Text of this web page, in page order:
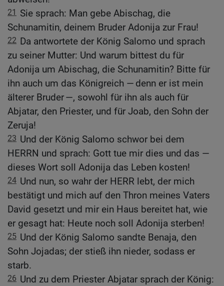
21
Sie sprach: Man gebe Abischag, die
Schunamitin, deinem Bruder Adonija zur Frau!
22 Da antwortete der König Salomo und sprach
zu seiner Mutter: Und warum bittest du für
Adonija um Abischag, die Schunamitin? Bitte für
ihn auch um das Königreich — denn er ist mein
älterer Bruder —, sowohl für ihn als auch für
Abjatar, den Priester, und für Joab, den Sohn der
Zeruja!
23 Und der König Salomo schwor bei dem
HERRN und sprach: Gott tue mir dies und das —
dieses Wort soll Adonija das Leben kosten!
24 Und nun, so wahr der HERR lebt, der mich
bestätigt und mich auf den Thron meines Vaters
David gesetzt und mir ein Haus bereitet hat, wie
er gesagt hat: Heute noch soll Adonija sterben!
25 Und der König Salomo sandte Benaja, den
Sohn Jojadas; der stieß ihn nieder, sodass er
starb.
26 Und zu dem Priester Abjatar sprach der König: